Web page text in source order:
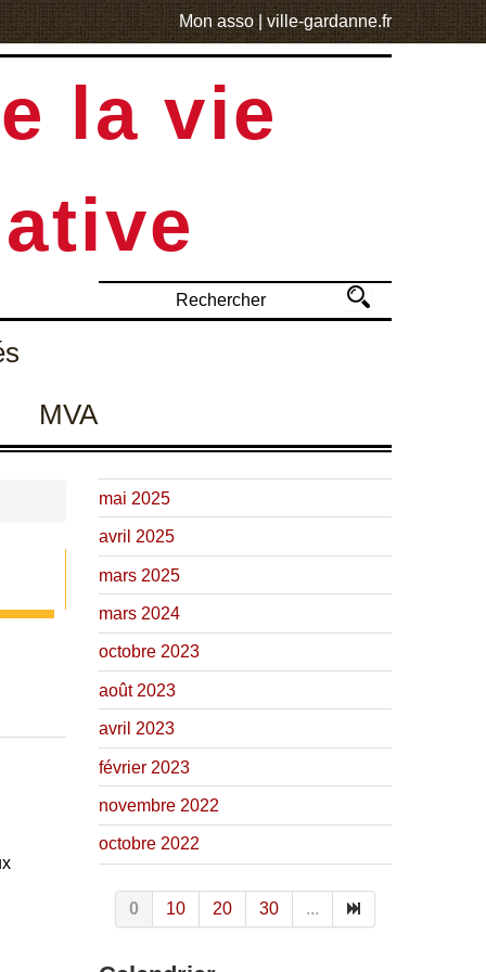
Mon asso| ville-gardanne.fr
la vie
MVA
mai 2025
avril 2025
mars 2025
mars 2024
octobre 2023
août 2023
avril 2023
février 2023
novembre 2022
octobre 2022
0 10 20 30 ...